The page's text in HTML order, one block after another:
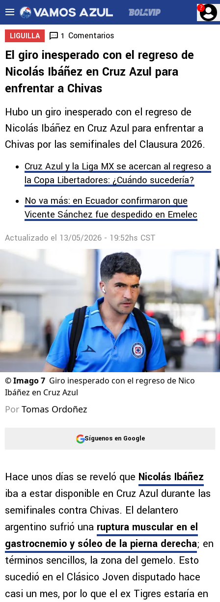
?
LIGUILLA 1 Comentarios
El giro inesperado con el regreso de
Nicolás Ibáñez en Cruz Azul para
enfrentar a Chivas
Hubo un giro inesperado con el regreso de
Nicolás Ibáñez en Cruz Azul para enfrentar a
Chivas por las semifinales del Clausura 2026.
Cruz Azul y la Liga MX se acercan al regreso a
la Copa Libertadores: ¿Cuándo sucedería?
No va más: en Ecuador confirmaron que
Vicente Sánchez fue despedido en Emelec
Actualizado el 13/05/2026 - 19:52hs CST
©Imago 7 Giro inesperado con el regreso de Nico
Ibáñez en Cruz Azul
Por Tomas Ordoñez
Síguenos en Google
Hace unos días se reveló que Nicolás Ibáñez
iba a estar disponible en Cruz Azul durante las
semifinales contra Chivas. El delantero
argentino sufrió una ruptura muscular en el
gastrocnemio y sóleo de la pierna derecha; en
términos sencillos, la zona del gemelo. Esto
sucedió en el Clásico Joven disputado hace
casi un mes, por lo que el ex Tigres estaría en